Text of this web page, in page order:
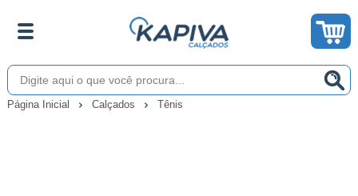
Página Inicial Calçados Tênis